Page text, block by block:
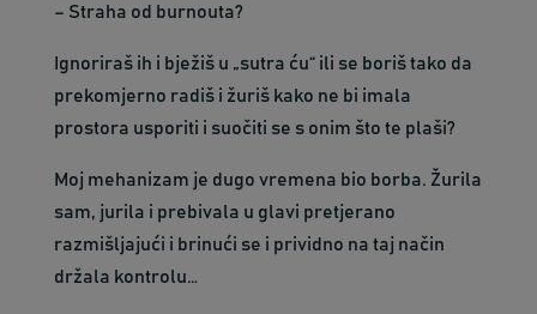
– Straha od burnouta?
Ignoriraš ih i bježiš u „sutra ću“ ili se boriš tako da
prekomjerno radiš i žuriš kako ne bi imala
prostora usporiti i suočiti se s onim što te plaši?
Moj mehanizam je dugo vremena bio borba. Žurila
sam, jurila i prebivala u glavi pretjerano
razmišljajući i brinući se i prividno na taj način
držala kontrolu…